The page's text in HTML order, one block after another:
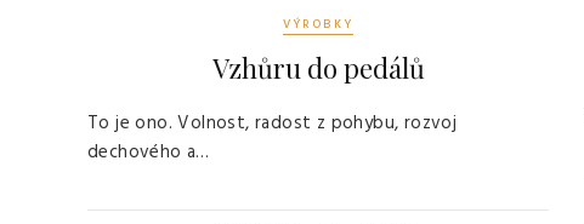
VÝROBKY
Vzhůru do pedálů
To je ono. Volnost, radost z pohybu, rozvoj
dechového a…